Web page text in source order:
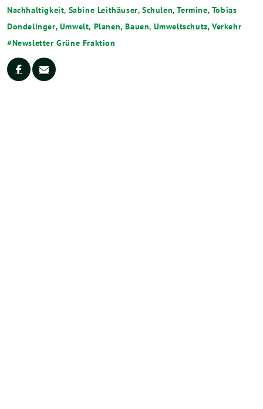
Nachhaltigkeit, Sabine Leithäuser,Schulen,Termine, Tobias
Dondelinger, Umwelt, Planen, Bauen, Umweltschutz,Verkehr
Newsletter Grüne Fraktion